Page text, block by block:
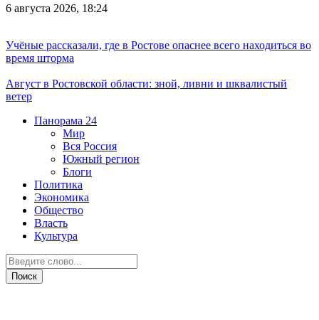
6 августа 2026, 18:24
Учёные рассказали, где в Ростове опаснее всего находиться во
время шторма
Август в Ростовской области: зной, ливни и шквалистый
ветер
Панорама 24
Мир
Вся Россия
Южный регион
Блоги
Политика
Экономика
Общество
Власть
Культура